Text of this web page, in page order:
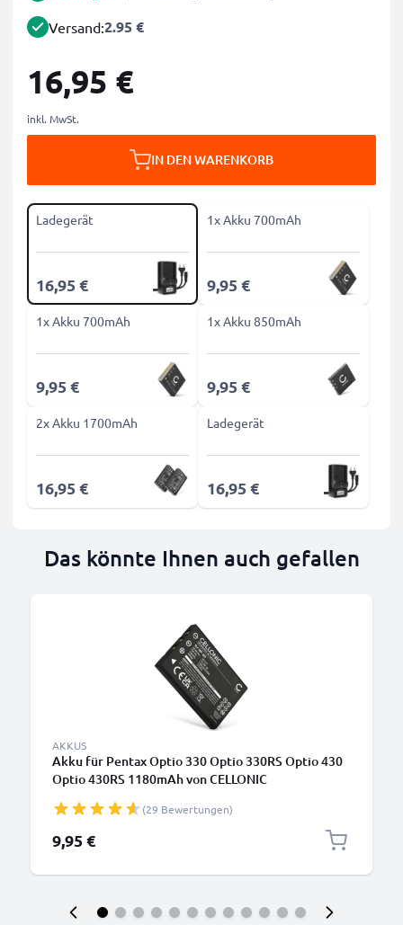
Versand:2.95 €
16,95 €
inkl. MwSt.
IN DEN WARENKORB
Ladegerät
16,95 €
1x Akku 700mAh
9,95 €
1x Akku 700mAh
9,95 €
1x Akku 850mAh
9,95 €
2x Akku 1700mAh
16,95 €
Ladegerät
16,95 €
Das könnte Ihnen auch gefallen
AKKUS
Akku für Pentax Optio 330 Optio 330RS Optio 430
Optio 430RS 1180mAh von CELLONIC
(29 Bewertungen)
9,95 €